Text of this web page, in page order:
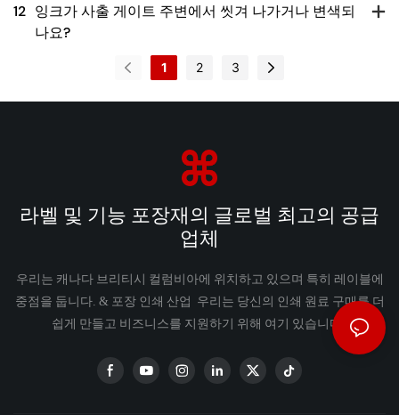
12 잉크가 사출 게이트 주변에서 씻겨 나가거나 변색되
나요?
1 2 3
라벨 및 기능 포장재의 글로벌 최고의 공급
업체
우리는 캐나다 브리티시 컬럼비아에 위치하고 있으며 특히 레이블에
중점을 둡니다. & 포장 인쇄 산업 우리는 당신의 인쇄 원료 구매를 더
쉽게 만들고 비즈니스를 지원하기 위해 여기 있습니다.